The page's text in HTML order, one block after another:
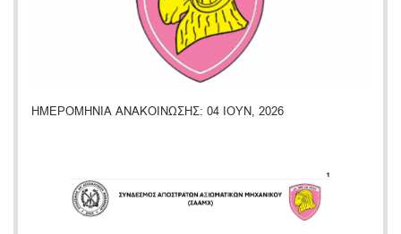
ΗΜΕΡΟΜΗΝΙΑ ΑΝΑΚΟΙΝΩΣΗΣ 04 ΙΟΥΝ, 2026